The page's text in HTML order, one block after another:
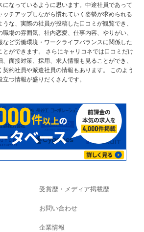
になっているように思います。中途社員であって
ッチアップしながら慣れていく姿勢が求められる
な、実際の社員が投稿した口コミが観覧でき、
場の雰囲気、社内恋愛、仕事内容、やりがい、
など労働環境・ワークライフバランスに関係した
とができます。 さらにキャリコネでは口コミだけ
面接対策、採用、求人情報も見ることができ、
約社員や派遣社員の情報もあります。 このよう
つ情報が盛りだくさんです。
受賞歴・メディア掲載歴
お問い合わせ
企業情報